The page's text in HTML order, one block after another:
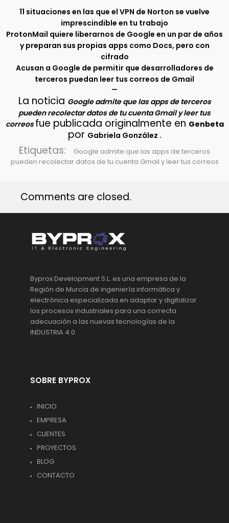
11 situaciones en las que el VPN de Norton se vuelve
imprescindible en tu trabajo
ProtonMail quiere liberarnos de Google en un par de años
y preparan sus propias apps como Docs, pero con
cifrado
Acusan a Google de permitir que desarrolladores de
terceros puedan leer tus correos de Gmail
–
La noticia Google admite que las apps de terceros
pueden recolectar datos de tu cuenta Gmail y leer tus
correosfue publicada originalmente en Genbeta
por Gabriela González .
Etiquetas:
Google admite que las apps de terceros
pueden recolectar datos de tu cuenta Gmail y leer tus correos
Comments are closed.
Byprox Development S.L. es una empresa de la
Región de Murcia de ingeniería informática y
electrónica especializada en adaptar y digitalizar
los procesos industriales para una correcta
adecuación a las nuevas tecnologías de la
INDUSTRIA 4.0
SOBRE BYPROX
INICIO
EMPRESA
CLIENTES
PROYECTOS
BLOG
CONTACTO